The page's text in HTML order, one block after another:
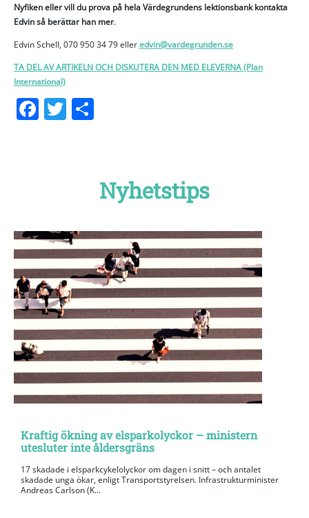
Nyfiken eller vill du prova på hela Värdegrundens lektionsbank kontakta
Edvin så berättar han mer.
Edvin Schell, 070 950 34 79 elleredvin@vardegrunden.se
TA DEL AV ARTIKELN OCH DISKUTERA DEN MED ELEVERNA (Plan
International)
Facebook
Twitter
Nyhetstips
Kraftig ökning av elsparkolyckor – ministern
utesluter inte åldersgräns
17 skadade i elsparkcykelolyckor om dagen i snitt – och antalet
skadade unga ökar, enligt Transportstyrelsen. Infrastrukturminister
Andreas Carlson (K...